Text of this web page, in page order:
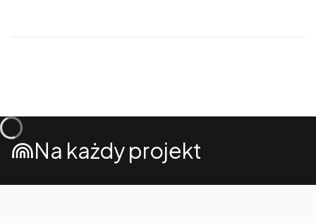
Na każdy projekt